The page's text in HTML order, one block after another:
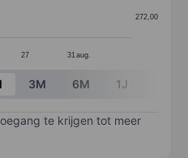
values. Data
27 31 aug.
272,00
3M 6M 1J
te krijgen tot meer